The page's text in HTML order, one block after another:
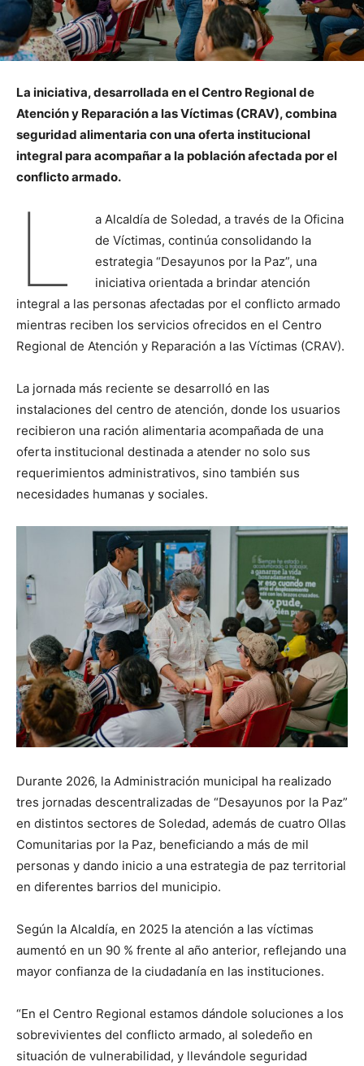
La iniciativa, desarrollada en el Centro Regional de
Atención y Reparación a las Víctimas (CRAV), combina
seguridad alimentaria con una oferta institucional
integral para acompañar a la población afectada por el
conflicto armado.
L
a Alcaldía de Soledad, a través de la Oficina
de Víctimas, continúa consolidando la
estrategia “Desayunos por la Paz”, una
iniciativa orientada a brindar atención
integral a las personas afectadas por el conflicto armado
mientras reciben los servicios ofrecidos en el Centro
Regional de Atención y Reparación a las Víctimas (CRAV).
La jornada más reciente se desarrolló en las
instalaciones del centro de atención, donde los usuarios
recibieron una ración alimentaria acompañada de una
oferta institucional destinada a atender no solo sus
requerimientos administrativos, sino también sus
necesidades humanas y sociales.
Durante 2026, la Administración municipal ha realizado
tres jornadas descentralizadas de “Desayunos por la Paz”
en distintos sectores de Soledad, además de cuatro Ollas
Comunitarias por la Paz, beneficiando a más de mil
personas y dando inicio a una estrategia de paz territorial
en diferentes barrios del municipio.
Según la Alcaldía, en 2025 la atención a las víctimas
aumentó en un 90 % frente al año anterior, reflejando una
mayor confianza de la ciudadanía en las instituciones.
“En el Centro Regional estamos dándole soluciones a los
sobrevivientes del conflicto armado, al soledeño en
situación de vulnerabilidad, y llevándole seguridad